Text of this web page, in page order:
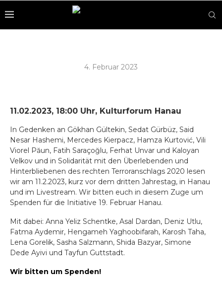
4. Februar 2023
11.02.2023, 18:00 Uhr, Kulturforum Hanau
In Gedenken an Gökhan Gültekin, Sedat Gürbüz, Said
Nesar Hashemi, Mercedes Kierpacz, Hamza Kurtović, Vili
Viorel Păun, Fatih Saraçoğlu, Ferhat Unvar und Kaloyan
Velkov und in Solidarität mit den Überlebenden und
Hinterbliebenen des rechten Terroranschlags 2020 lesen
wir am 11.2.2023, kurz vor dem dritten Jahrestag, in Hanau
und im Livestream. Wir bitten euch in diesem Zuge um
Spenden für die Initiative 19. Februar Hanau.
Mit dabei: Anna Yeliz Schentke, Asal Dardan, Deniz Utlu,
Fatma Aydemir, Hengameh Yaghoobifarah, Karosh Taha,
Lena Gorelik, Sasha Salzmann, Shida Bazyar, Simone
Dede Ayivi und Tayfun Guttstadt.
Wir bitten um Spenden!